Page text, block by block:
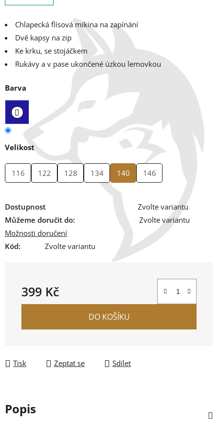
Chlapecká flísová mikina na zapínání
Dvě kapsy na zip
Ke krku, se stojáčkem
Rukávy a v pase ukončené úzkou lemovkou
Barva
Velikost
116 122 128 134 140 146
Dostupnost
Zvolte variantu
Můžeme doručit do:
Zvolte variantu
Možnosti doručení
Kód:
Zvolte variantu
399 Kč
Měrná cena:
DO KOŠÍKU
Tisk Zeptat se Sdílet
Popis